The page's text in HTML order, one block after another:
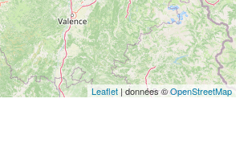
Leaflet | données ©OpenStreetMap